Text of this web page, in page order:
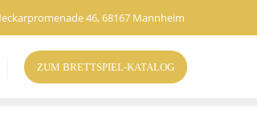
46, 68167 Mannheim
ZUM BRETTSPIEL-KATALOG